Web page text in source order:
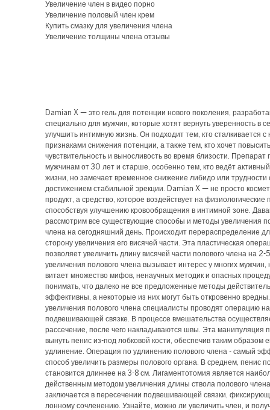
Увеличение член в видео порно
Увеличение половый член крем
Купить смазку для увеличения члена
Увеличение толщины члена отзывы
Damian X — это гель для потенции нового поколения,
специально для мужчин, которые хотят вернуть уверенность в
улучшить интимную жизнь. Он подходит тем, кто сталкивается
признаками снижения потенции, а также тем, кто хочет повысить
чувствительность и выносливость во время близости. Препарат
мужчинам от 30 лет и старше, особенно тем, кто ведёт
жизни, но замечает временное снижение либидо или трудности
достижением стабильной эрекции. Damian X — не просто
продукт, а средство, которое воздействует на физиологические
способствуя улучшению кровообращения в интимной зоне.
рассмотрим все существующие способы и методы увеличения
члена на сегодняшний день. Происходит перераспределение
сторону увеличения его висячей части. Эта пластическая
позволяет увеличить длину висячей части полового члена на 2-
увеличения полового члена вызывает интерес у многих мужчин,
витает множество мифов, ненаучных методик и опасных
понимать, что далеко не все предложенные методы
эффективны, а некоторые из них могут быть откровенно
увеличения полового члена специалисты проводят операцию на
подвешивающей связке. В процессе вмешательства
рассечение, после чего накладываются швы. Эта манипуляция
вынуть пенис из-под лобковой кости, обеспечив таким образом
удлинение. Операция по удлинению полового члена - самый
способ увеличить размеры полового органа. В среднем, пенис
становится длиннее на 3-8 см. Лигаментотомия является
действенным методом увеличения длины ствола полового
заключается в пересечении подвешивающей связки,
лонному сочленению. Узнайте, можно ли увеличить член, и